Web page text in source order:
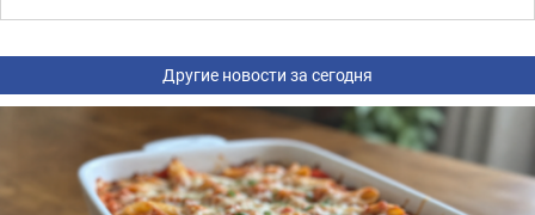
Другие новости за сегодня